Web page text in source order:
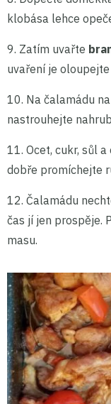
klobása lehce
9. Zatím uvařte
uvaření je
10. Na čalamádu
nastrouhejte
11. Ocet, cukr, sůl
dobře promíchejte
12. Čalamádu
čas jí jen prospěje.
masu.